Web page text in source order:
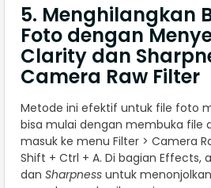
5. Menghilangkan
Foto dengan
Clarity dan
Camera Raw Filter
Metode ini efektif untuk file foto
bisa mulai dengan membuka file
masuk ke menu Filter > Camera
Shift + Ctrl + A. Di bagian Effects,
dan Sharpness untuk